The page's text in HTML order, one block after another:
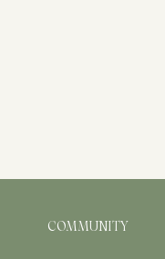
COMMUNITY